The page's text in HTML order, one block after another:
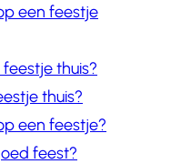
een feestje
thuis?
thuis?
een feestje?
feest?